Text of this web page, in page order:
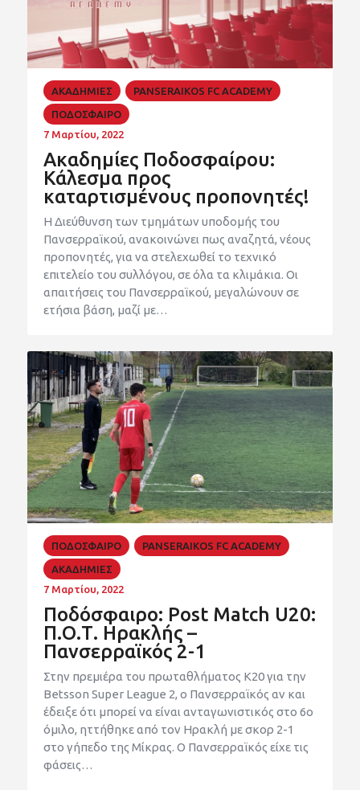
ΑΚΑΔΗΜΙΕΣ PANSERAIKOS FC ACADEMY
ΠΟΔΟΣΦΑΙΡΟ
7 Μαρτίου, 2022
Ακαδημίες Ποδοσφαίρου:
Κάλεσμα προς
καταρτισμένους προπονητές!
Η Διεύθυνση των τμημάτων υποδομής του
Πανσερραϊκού, ανακοινώνει πως αναζητά, νέους
προπονητές, για να στελεχωθεί το τεχνικό
επιτελείο του συλλόγου, σε όλα τα κλιμάκια. Οι
απαιτήσεις του Πανσερραϊκού, μεγαλώνουν σε
ετήσια βάση, μαζί με…
ΠΟΔΟΣΦΑΙΡΟ PANSERAIKOS FC ACADEMY
ΑΚΑΔΗΜΙΕΣ
7 Μαρτίου, 2022
Ποδόσφαιρο: Post Match U20:
Π.Ο.Τ. Ηρακλής –
Πανσερραϊκός 2-1
Στην πρεμιέρα του πρωταθλήματος Κ20 για την
Betsson Super League 2, ο Πανσερραϊκός αν και
έδειξε ότι μπορεί να είναι ανταγωνιστικός στο 6ο
όμιλο, ηττήθηκε από τον Ηρακλή με σκορ 2-1
στο γήπεδο της Μίκρας. Ο Πανσερραϊκός είχε τις
φάσεις…